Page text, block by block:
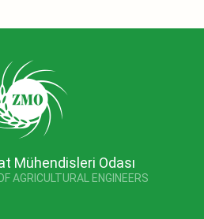
Mühendisleri Odası
AGRICULTURAL ENGINEERS